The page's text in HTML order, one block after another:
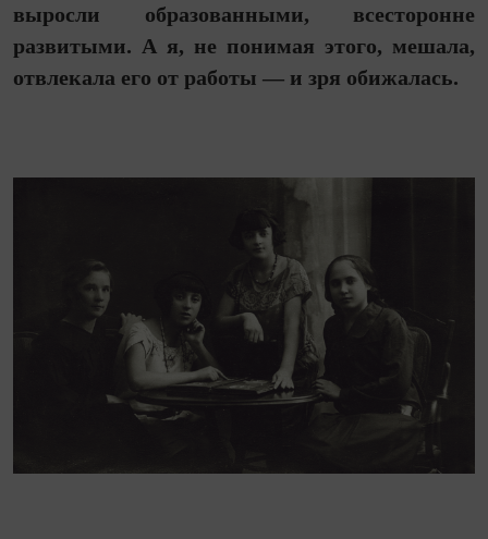
выросли образованными, всесторонне
развитыми. А я, не понимая этого, мешала,
отвлекала его от работы — и зря обижалась.